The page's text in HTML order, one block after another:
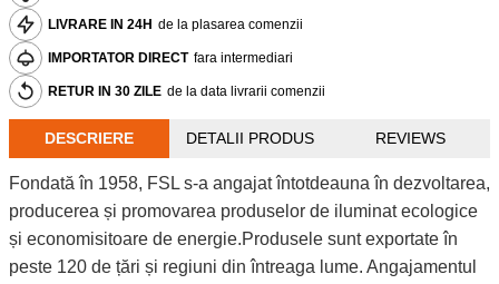
LIVRARE IN 24H de la plasarea comenzii
IMPORTATOR DIRECT fara intermediari
RETUR IN 30 ZILE de la data livrarii comenzii
DESCRIERE DETALII PRODUS REVIEWS
Fondată în 1958, FSL s-a angajat întotdeauna în dezvoltarea,
producerea și promovarea produselor de iluminat ecologice
și economisitoare de energie.Produsele sunt exportate în
peste 120 de țări și regiuni din întreaga lume. Angajamentul